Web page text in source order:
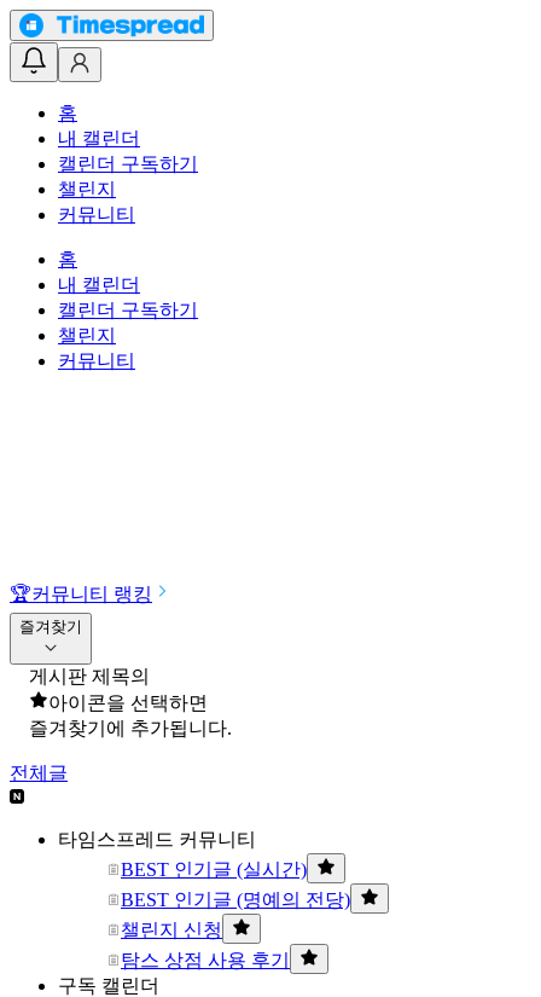
홈
내 캘린더
캘린더 구독하기
챌린지
커뮤니티
홈
내 캘린더
캘린더 구독하기
챌린지
커뮤니티
🏆커뮤니티 랭킹
즐겨찾기
게시판 제목의
아이콘을 선택하면
즐겨찾기에 추가됩니다.
전체글
타임스프레드 커뮤니티
BEST 인기글 (실시간)
BEST 인기글 (명예의 전당)
챌린지 신청
탐스 상점 사용 후기
구독 캘린더